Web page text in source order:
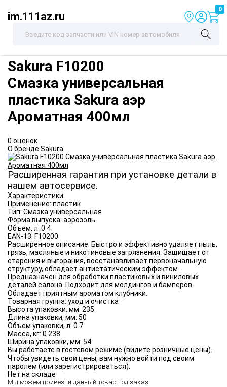
im.111az.ru
0
Sakura F10200
Смазка универсальная
пластика Sakura аэр
Ароматная 400мл
0 оценок
О бренде Sakura
Расширенная гарантия при установке детали в
нашем автосервисе.
Характеристики
Применение: пластик
Тип: Смазка универсальная
Форма выпуска: аэрозоль
Объём, л: 0.4
EAN-13: F10200
Расширенное описание: Быстро и эффективно удаляет пыль,
грязь, масляные и никотиновые загрязнения. Защищает от
старения и выгорания, восстанавливает первоначальную
структуру, обладает антистатическим эффектом.
Предназначен для обработки пластиковых и виниловых
деталей салона. Подходит для молдингов и бамперов.
Обладает приятным ароматом клубники.
Товарная группа: уход и очистка
Высота упаковки, мм: 235
Длина упаковки, мм: 50
Объем упаковки, л: 0.7
Масса, кг: 0.238
Ширина упаковки, мм: 54
Вы работаете в гостевом режиме (видите розничные цены).
Чтобы увидеть свои цены, вам нужно войти под своим
паролем (или зарегистрироваться).
Нет на складе
Мы можем привезти данный товар под заказ.